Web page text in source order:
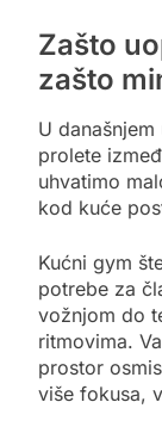
Zašto
zašto
U
prolete
uhvatimo
kod kuće
Kućni gym
potrebe za
vožnjom do
ritmovima.
prostor
više fokusa,